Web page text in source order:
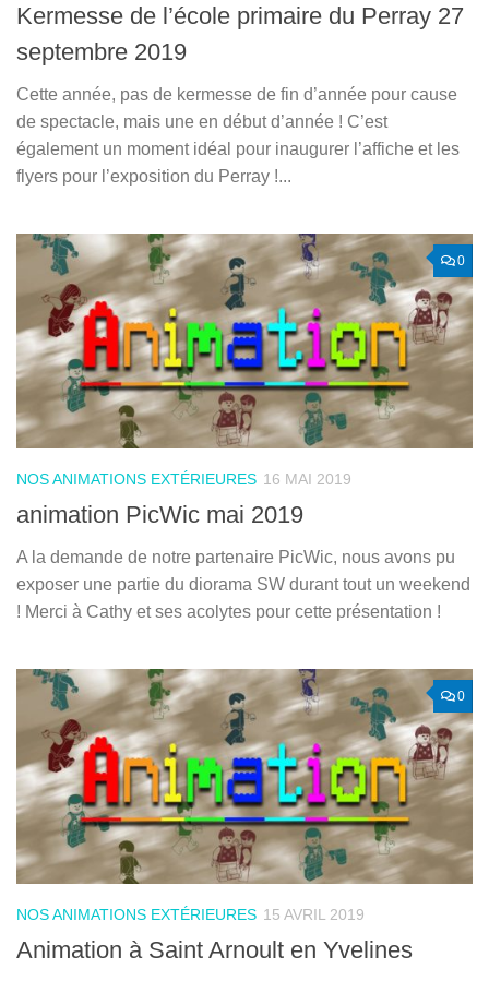
Kermesse de l’école primaire du Perray 27
septembre 2019
Cette année, pas de kermesse de fin d’année pour cause
de spectacle, mais une en début d’année ! C’est
également un moment idéal pour inaugurer l’affiche et les
flyers pour l’exposition du Perray !...
0
NOS ANIMATIONS EXTÉRIEURES 16 MAI 2019
animation PicWic mai 2019
A la demande de notre partenaire PicWic, nous avons pu
exposer une partie du diorama SW durant tout un weekend
! Merci à Cathy et ses acolytes pour cette présentation !
0
NOS ANIMATIONS EXTÉRIEURES 15 AVRIL 2019
Animation à Saint Arnoult en Yvelines